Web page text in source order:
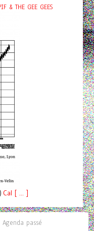
& THE GEE GEES
Cal [ ... ]
Agenda passé